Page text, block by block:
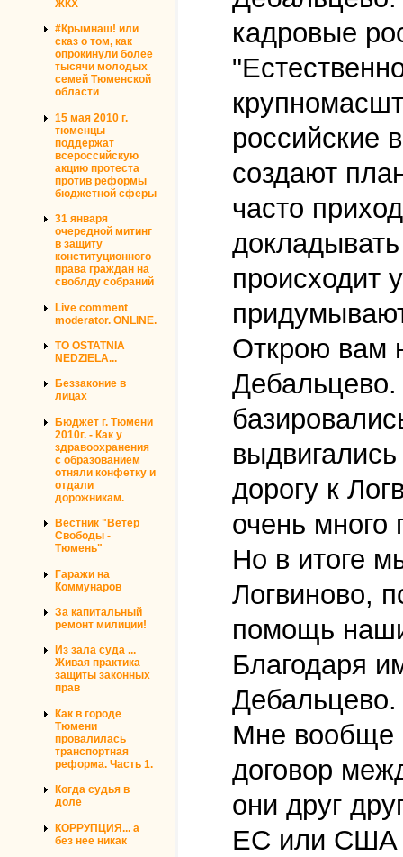
ЖКХ
#Крымнаш! или
сказ о том, как
опрокинули более
тысячи молодых
семей Тюменской
области
15 мая 2010 г.
тюменцы
поддержат
всероссийскую
акцию протеста
против реформы
бюджетной сферы
31 января
очередной митинг
в защиту
конституционного
права граждан на
своблду собраний
Live comment
moderator. ONLINE.
TO OSTATNIA
NEDZIELA...
Беззаконие в
лицах
Бюджет г. Тюмени
2010г. - Как у
здравоохранения
с образованием
отняли конфетку и
отдали
дорожникам.
Вестник "Ветер
Свободы -
Тюмень"
Гаражи на
Коммунаров
За капитальный
ремонт милиции!
Из зала суда ...
Живая практика
защиты законных
прав
Как в городе
Тюмени
провалилась
транспортная
реформа. Часть 1.
Когда судья в
доле
КОРРУПЦИЯ... а
без нее никак
кадровые
российские
создают
часто
происходит
Открою вам
дорогу к
очень много
Но в итоге
Логвиново,
помощь
Благодаря
Дебальцево.
Мне вообще
договор
они друг
ЕС или США